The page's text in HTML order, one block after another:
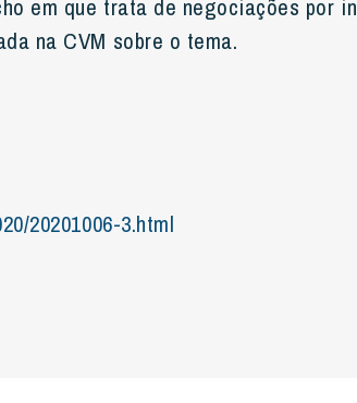
em que trata de negociações por
na CVM sobre o tema.
20201006-3.html